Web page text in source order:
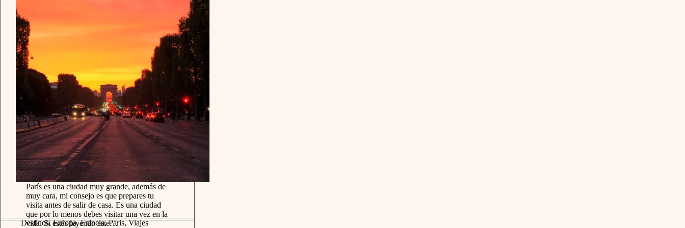
Destinos,Europa,Francia,Paris,Viajes
París es una ciudad muy grande, además de
muy cara, mi consejo es que prepares tu
visita antes de salir de casa. Es una ciudad
que por lo menos debes visitar una vez en la
vida. Si estás leyendo este…